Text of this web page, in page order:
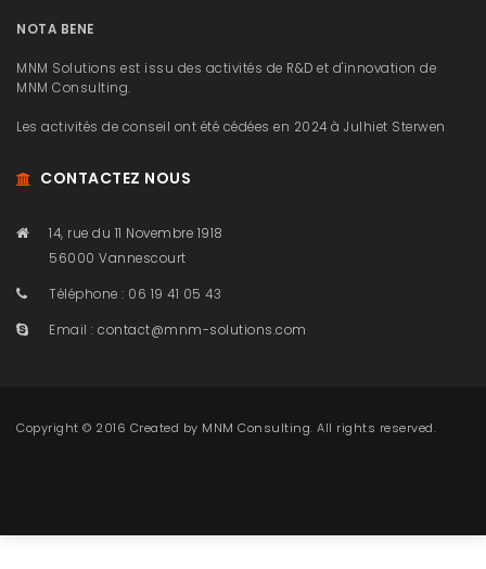
NOTA BENE
MNM Solutions est issu des activités de R&D et d'innovation de
MNM Consulting.
Les activités de conseil ont été cédées en 2024 à Julhiet Sterwen
CONTACTEZ NOUS
14, rue du 11 Novembre 1918
56000 Vannescourt
Téléphone : 06 19 41 05 43
Email : contact@mnm-solutions.com
Copyright © 2016 Created by MNM Consulting. All rights reserved.